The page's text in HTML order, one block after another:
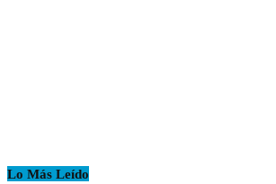
Lo Más Leído